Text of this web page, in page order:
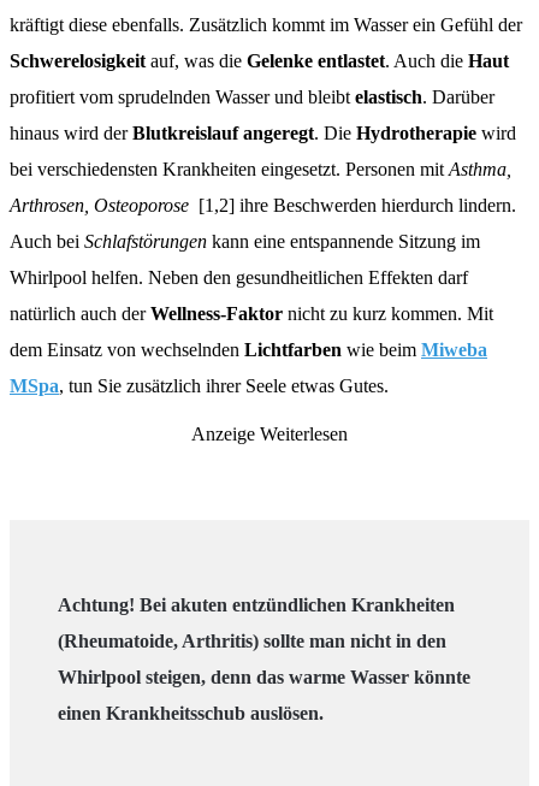
kräftigt diese ebenfalls. Zusätzlich kommt im Wasser ein Gefühl der
Schwerelosigkeit auf, was die Gelenke entlastet. Auch die Haut
profitiert vom sprudelnden Wasser und bleibt elastisch. Darüber
hinaus wird derBlutkreislauf angeregt. Die Hydrotherapie wird
bei verschiedensten Krankheiten eingesetzt. Personen mit Asthma,
Arthrosen, Osteoporose [1,2] ihre Beschwerden hierdurch lindern.
Auch bei Schlafstörungen kann eine entspannende Sitzung im
Whirlpool helfen. Neben den gesundheitlichen Effekten darf
natürlich auch derWellness-Faktor nicht zu kurz kommen. Mit
dem Einsatz von wechselnden Lichtfarben wie beim Miweba
MSpa, tun Sie zusätzlich ihrer Seele etwas Gutes.
Anzeige Weiterlesen
Achtung! Bei akuten entzündlichen Krankheiten
(Rheumatoide, Arthritis) sollte man nicht in den
Whirlpool steigen, denn das warme Wasser könnte
einen Krankheitsschub auslösen.